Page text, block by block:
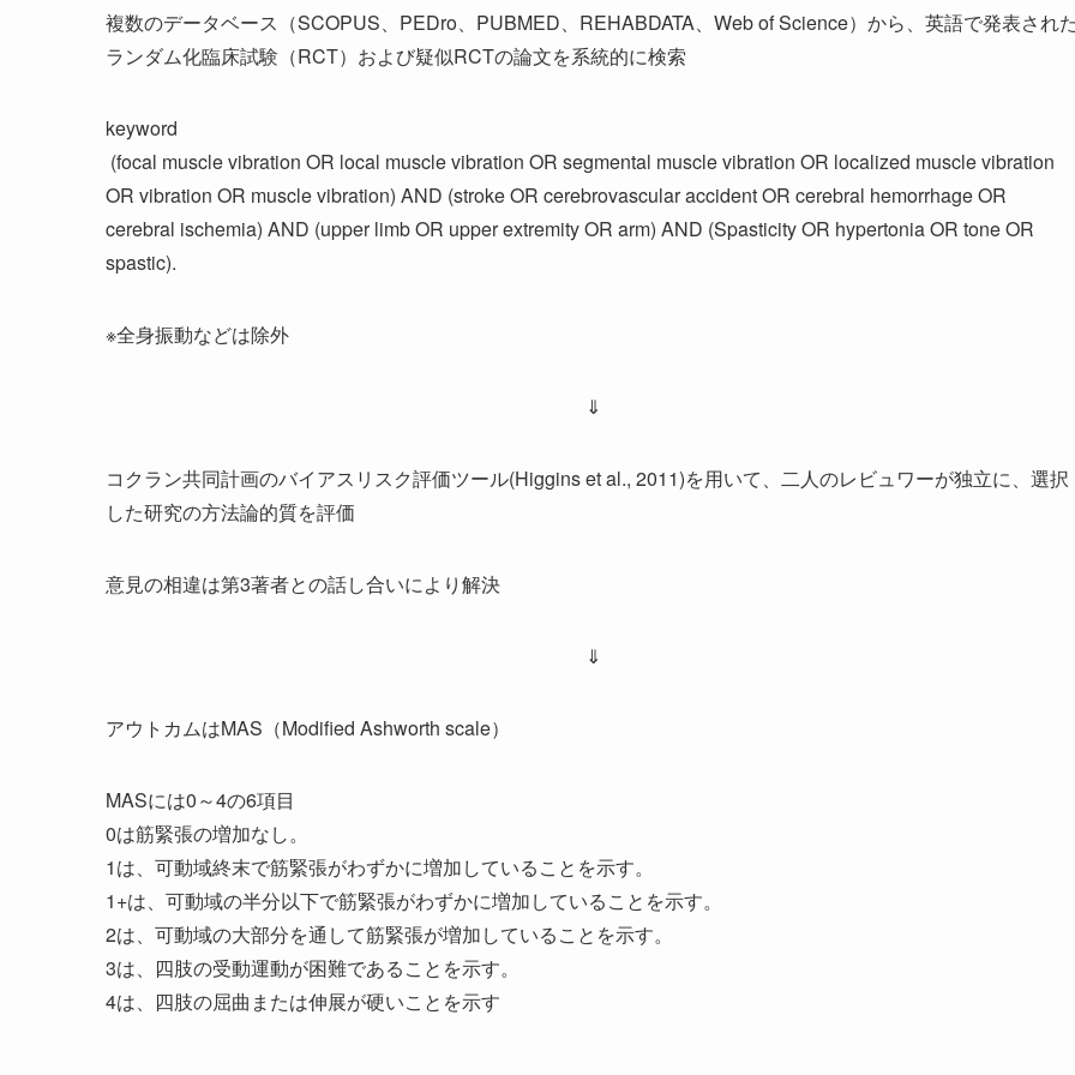
複数のデータベース（SCOPUS、PEDro、PUBMED、REHABDATA、Web of Science）から、英語で発表され
ランダム化臨床試験（RCT）および疑似RCTの論文を系統的に検索
keyword
(focal muscle vibration OR local muscle vibration OR segmental muscle vibration OR localized muscle vibration
OR vibration OR muscle vibration) AND (stroke OR cerebrovascular accident OR cerebral hemorrhage OR
cerebral ischemia) AND (upper limb OR upper extremity OR arm) AND (Spasticity OR hypertonia OR tone OR
spastic).
※全身振動などは除外
⇓
コクラン共同計画のバイアスリスク評価ツール(Higgins et al., 2011)を用いて、二人のレビュワーが独立に、選択
した研究の方法論的質を評価
意見の相違は第3著者との話し合いにより解決
⇓
アウトカムはMAS（Modified Ashworth scale）
MASには0～4の6項目
0は筋緊張の増加なし。
1は、可動域終末で筋緊張がわずかに増加していることを示す。
1+は、可動域の半分以下で筋緊張がわずかに増加していることを示す。
2は、可動域の大部分を通して筋緊張が増加していることを示す。
3は、四肢の受動運動が困難であることを示す。
4は、四肢の屈曲または伸展が硬いことを示す